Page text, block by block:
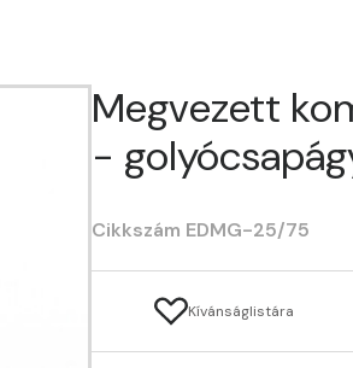
Megvezett
-
Cikkszám EDMG-25/75
Kívánságlistára